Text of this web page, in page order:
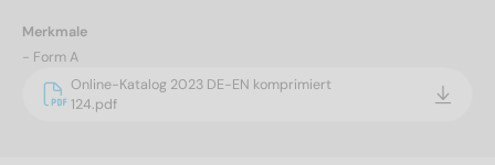
Merkmale
- Form A
Online-Katalog 2023 DE-EN komprimiert
124.pdf